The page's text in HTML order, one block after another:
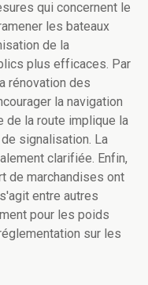
qui concernent le
les bateaux
de la
plus efficaces. Par
rénovation des
la navigation
de la route implique la
signalisation. La
clarifiée. Enfin,
de marchandises ont
entre autres
pour les poids
sur les